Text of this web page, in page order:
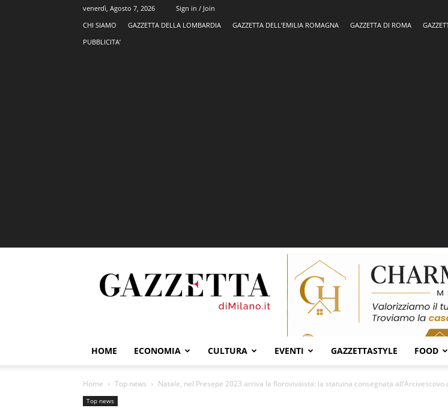
venerdì, Agosto 7, 2026
Sign in / Join
CHI SIAMO
GAZZETTA DELLA LOMBARDIA GAZZETTA DELL’EMILIA ROMAGNA GAZZETTA DI ROMA
PUBBLICITA’
HOME ECONOMIA CULTURA EVENTI GAZZETTASTYLE FOOD
Home Top news Natale, nel Presepe 2023 arriva la florovivaista: la statuina consegnata all’Arcivescovo
Top news